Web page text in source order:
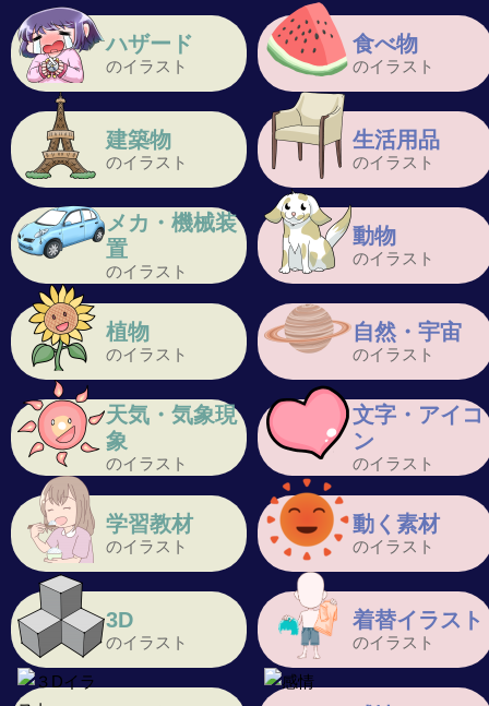
ハザード
のイラスト
食べ物
のイラスト
建築物
のイラスト
生活用品
のイラスト
メカ・機械装
置
のイラスト
動物
のイラスト
植物
のイラスト
自然・宇宙
のイラスト
天気・気象現
象
のイラスト
文字・アイコ
ン
のイラスト
学習教材
のイラスト
動く素材
のイラスト
3D
のイラスト
着替イラスト
のイラスト